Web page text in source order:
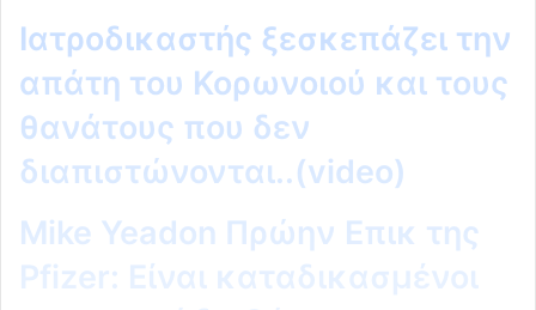
Ιατροδικαστής ξεσκεπάζει την
απάτη του Κορωνοιού και τους
θανάτους που δεν
διαπιστώνονται..(video)
Mike Yeadon Πρώην Επικ της
Pfizer: Είναι καταδικασμένοι